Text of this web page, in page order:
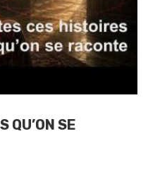
QU’ON SE